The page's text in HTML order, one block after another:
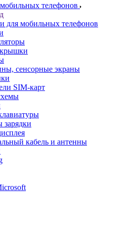
телефонов
для мобильных телефонов
сенсорные экраны
SIM-карт
зарядки
кабель и антенны